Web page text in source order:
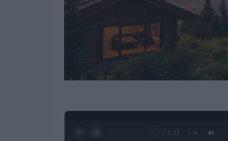
0:28 / 1:21 1 /4